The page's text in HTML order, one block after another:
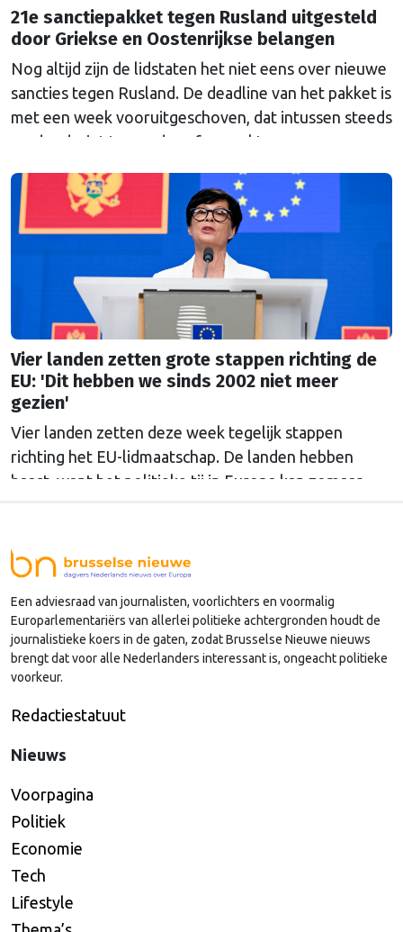
21e sanctiepakket tegen Rusland uitgesteld
door Griekse en Oostenrijkse belangen
Nog altijd zijn de lidstaten het niet eens over nieuwe
sancties tegen Rusland. De deadline van het pakket is
met een week vooruitgeschoven, dat intussen steeds
verder dreigt te worden afgezwakt.
Vier landen zetten grote stappen richting de
EU: 'Dit hebben we sinds 2002 niet meer
gezien'
Vier landen zetten deze week tegelijk stappen
richting het EU-lidmaatschap. De landen hebben
haast, want het politieke tij in Europa kan zomaar
Een adviesraad van journalisten, voorlichters en voormalig
Europarlementariërs van allerlei politieke achtergronden houdt de
journalistieke koers in de gaten, zodat Brusselse Nieuwe nieuws
brengt dat voor alle Nederlanders interessant is, ongeacht politieke
voorkeur.
Redactiestatuut
Nieuws
Voorpagina
Politiek
Economie
Tech
Lifestyle